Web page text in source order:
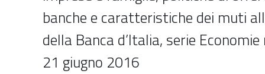
banche e caratteristiche dei muti
della Banca d’Italia, serie
21 giugno 2016